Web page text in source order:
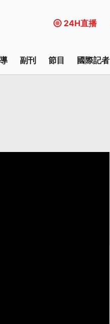
24H直播
副刊 節目 國際記者